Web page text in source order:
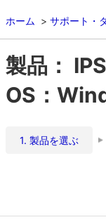
ホーム サポート・
製品：
OS：
1. 製品を選ぶ